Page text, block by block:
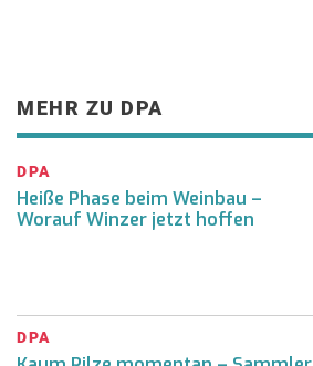
MEHR ZU DPA
DPA
Heiße Phase beim Weinbau –
Worauf Winzer jetzt hoffen
DPA